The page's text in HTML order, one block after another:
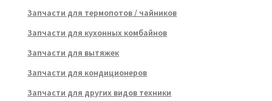
Запчасти для термопотов / чайников
Запчасти для кухонных комбайнов
Запчасти для вытяжек
Запчасти для кондиционеров
Запчасти для других видов техники